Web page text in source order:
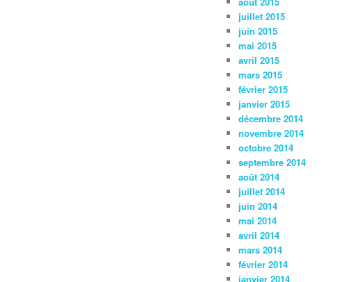
juillet 2015
juin 2015
mai 2015
avril 2015
mars 2015
février 2015
janvier 2015
décembre 2014
novembre 2014
octobre 2014
septembre 2014
août 2014
juillet 2014
juin 2014
mai 2014
avril 2014
mars 2014
février 2014
janvier 2014